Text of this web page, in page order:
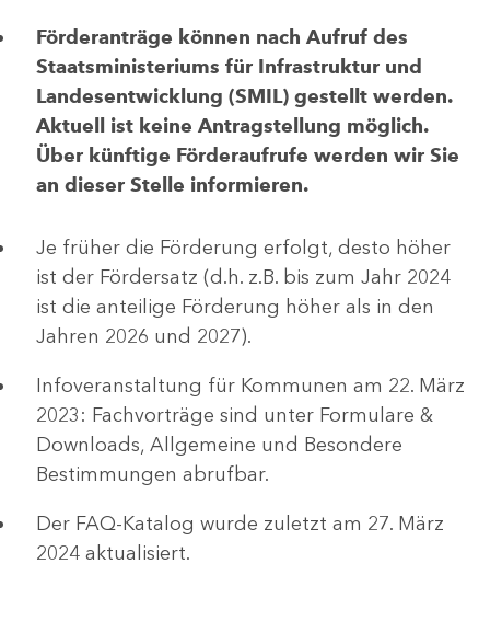
Förderanträge können nach Aufruf des
Staatsministeriums für Infrastruktur und
Landesentwicklung (SMIL) gestellt werden.
Aktuell ist keine Antragstellung möglich.
Über künftige Förderaufrufe werden wir Sie
an dieser Stelle informieren.
Je früher die Förderung erfolgt, desto höher
ist der Fördersatz (d.h. z.B. bis zum Jahr 2024
ist die anteilige Förderung höher als in den
Jahren 2026 und 2027).
Infoveranstaltung für Kommunen am 22. März
2023: Fachvorträge sind unter Formulare &
Downloads, Allgemeine und Besondere
Bestimmungen abrufbar.
Der FAQ-Katalog wurde zuletzt am 27. März
2024 aktualisiert.